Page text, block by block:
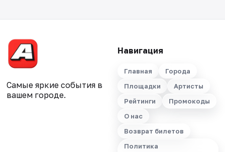
Самые яркие события в
вашем городе.
Навигация
Главная
Города
Площадки
Артисты
Рейтинги
Промокоды
О нас
Возврат билетов
Политика